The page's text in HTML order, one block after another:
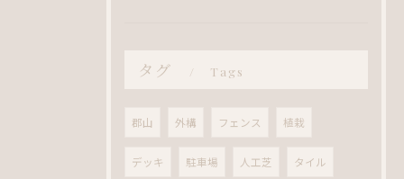
タグ Tags
郡山 外構 フェンス 植栽
デッキ 駐車場 人工芝 タイル